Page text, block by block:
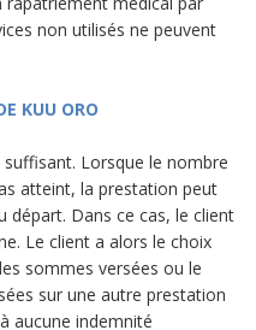
non utilisés ne peuvent
KUU ORO
Lorsque le nombre
atteint, la prestation peut
départ. Dans ce cas, le client
Le client a alors le choix
sommes versées ou le
sur une autre prestation
aucune indemnité